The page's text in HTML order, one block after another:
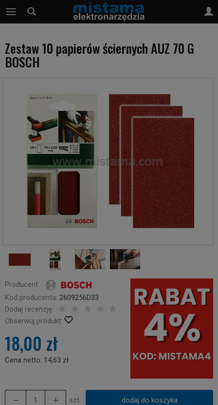
Zestaw 10 papierów ściernych AUZ 70 G
BOSCH
Producent:
Kod producenta: 2609256D33
Dodaj recenzję:
Obserwuj produkt:
18,00 zł
Cena netto: 14,63 zł
szt. dodaj do koszyka